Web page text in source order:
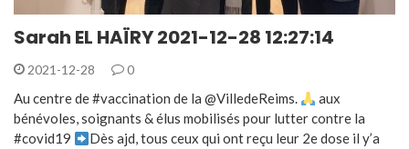
Sarah EL HAÏRY 2021-12-28 12:27:14
2021-12-28 0
Au centre de #vaccination de la @VilledeReims.
aux
bénévoles, soignants & élus mobilisés pour lutter contre la
#covid19
Dès ajd, tous ceux qui ont reçu leur 2e dose il y’a